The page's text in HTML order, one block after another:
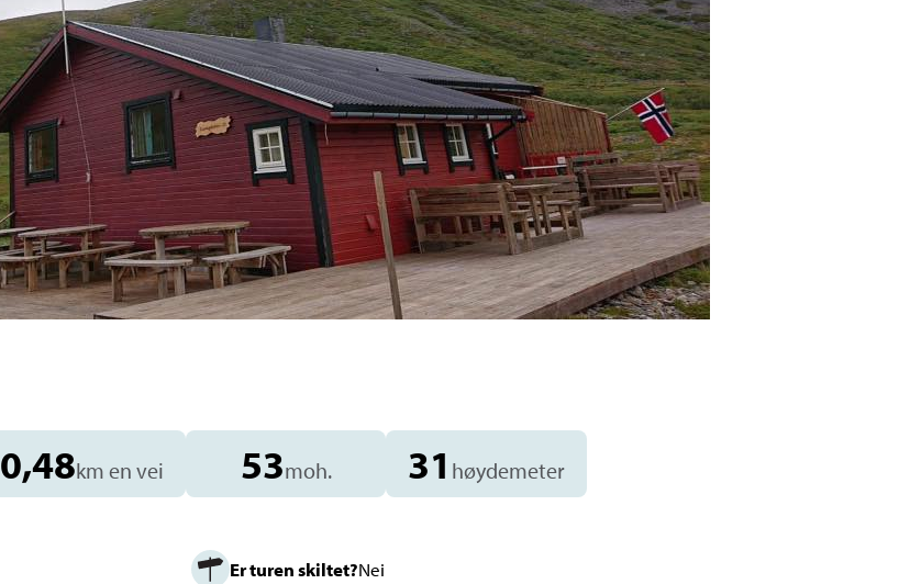
0,48km en vei 53moh. 31 høydemeter
Er turen skiltet?Nei